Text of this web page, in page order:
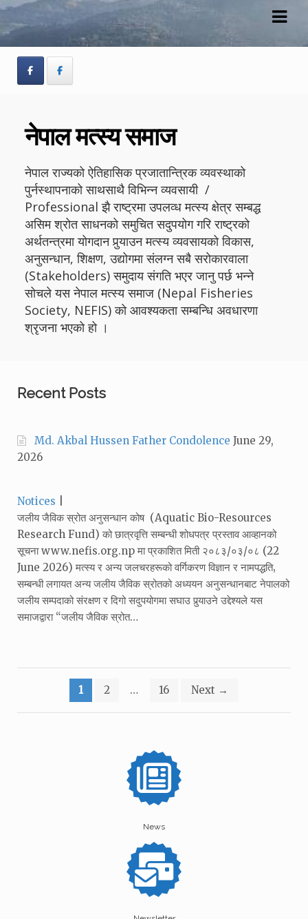
Skip
navigation
Skip
content
नेपाल मत्स्य समाज
नेपाल राज्यको ऐतिहासिक प्रजातान्त्रिक व्यवस्थाको
पुर्नस्थापनाको साथसाथै विभिन्न व्यवसायी /
Professional झै राष्ट्रमा उपलव्ध मत्स्य क्षेत्र सम्बद्ध
असिम श्रोत साधनको समुचित सदुपयोग गरि राष्ट्रको
अर्थतन्त्रमा योगदान पुर्‍याउन मत्स्य व्यवसायको विकास,
अनुसन्धान, शिक्षण, उद्योगमा संलग्न सबै सरोकारवाला
(Stakeholders) समुदाय संगति भएर जानु पर्छ भन्ने
सोचले यस नेपाल मत्स्य समाज (Nepal Fisheries
Society, NEFIS) को आवश्यकता सम्बन्धि अवधारणा
श्रृजना भएको हो ।
Recent Posts
Md. Akbal Hussen Father Condolence June 29,
2026
Categories:
Notices
जलीय जैविक स्रोत अनुसन्धान कोष (Aquatic Bio-Resources
Research Fund) को छात्रवृत्ति सम्बन्धी शोधपत्र प्रस्ताव आव्हानको
सूचना www.nefis.org.np मा प्रकाशित मिती २०८३/०३/०८ (22
June 2026) मत्स्य र अन्य जलचरहरूको वर्गिकरण विज्ञान र नामपद्धति‚
सम्बन्धी लगायत अन्य जलीय जैविक स्रोतको अध्ययन अनुसन्धानबाट नेपालको
जलीय सम्पदाको संरक्षण र दिगो सदुपयोगमा सघाउ पुर्‍याउने उद्देश्यले यस
समाजद्वारा “जलीय जैविक स्रोत…
pagination
1 2 … 16 Next →
News